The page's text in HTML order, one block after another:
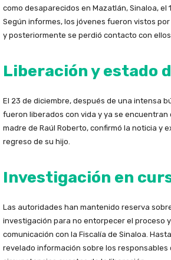
como desaparecidos en Mazatlán, Sinaloa, el
Según informes, los jóvenes fueron vistos
y posteriormente se perdió contacto con
Liberación y estado
El 23 de diciembre, después de una intensa
fueron liberados con vida y ya se encuentran
madre de Raúl Roberto, confirmó la noticia y
regreso de su hijo.
Investigación en
Las autoridades han mantenido reserva
investigación para no entorpecer el proceso
comunicación con la Fiscalía de Sinaloa.
revelado información sobre los responsables